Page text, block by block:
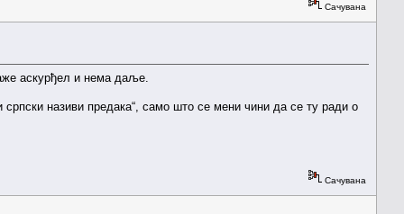
Сачувана
аскурђел и нема даље.
називи предака“, само што се мени чини да се ту ради о
Сачувана